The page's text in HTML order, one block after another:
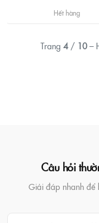
Hết hàng
Trang 4/ 10–
Câu hỏi
Giải đáp nhanh để